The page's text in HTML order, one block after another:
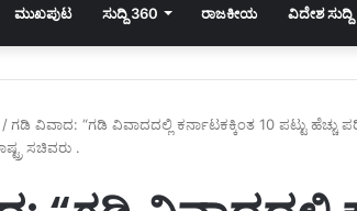
ಮುಖಪುಟ ಸುದ್ದಿ 360 ರಾಜಕೀಯ ವಿದೇಶ ಸುದ್ದಿ
/ಗಡಿ ವಿವಾದ: “ಗಡಿ ವಿವಾದದಲ್ಲಿ ಕರ್ನಾಟಕಕ್ಕಿಂತ 10 ಪಟ್ಟು ಹೆಚ್ಚು
ಸಚಿವರು .